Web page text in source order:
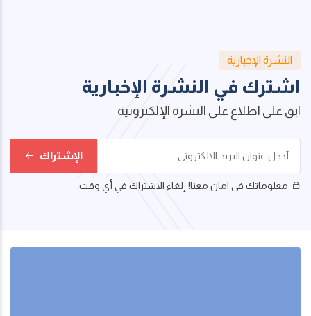
النشرة الإخبارية
اشترك في النشرة الإخبارية
ابق على اطلاع على النشرة الإلكترونية
الإشتراك
معلوماتك فى امان معنا! إلغاء الاشتراك في أي وقت.